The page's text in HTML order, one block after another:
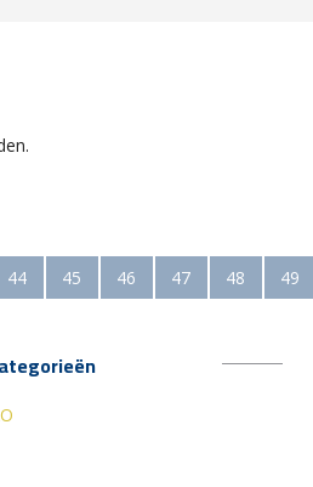
44 45 46 47 48 49